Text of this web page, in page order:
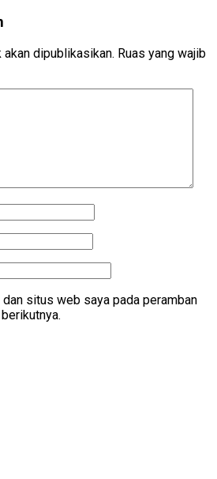
dipublikasikan. Ruas yang wajib
dan situs web saya pada peramban